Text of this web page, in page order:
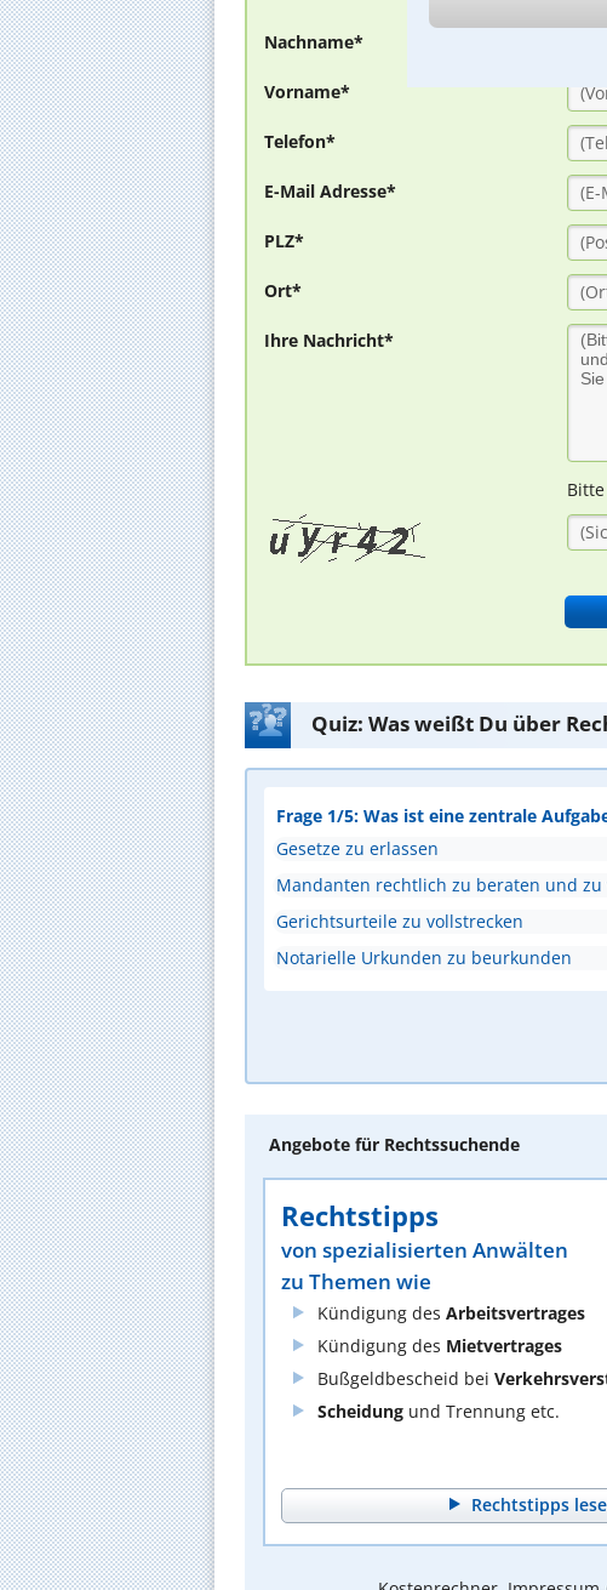
Nachname*
Vorname*
Telefon*
E-Mail Adresse*
PLZ*
Ort*
Ihre Nachricht*
Quiz: Was weißt Du über
Frage 1/5: Was ist eine zentrale
Gesetze zu erlassen
Mandanten rechtlich zu beraten und
Gerichtsurteile zu vollstrecken
Notarielle Urkunden zu beurkunden
Angebote für Rechtssuchende
Rechtstipps
von spezialisierten Anwälten
zu Themen wie
Kündigung des Arbeitsvertrages
Kündigung des Mietvertrages
Bußgeldbescheid bei
Scheidung und Trennung etc.
Rechtstipps